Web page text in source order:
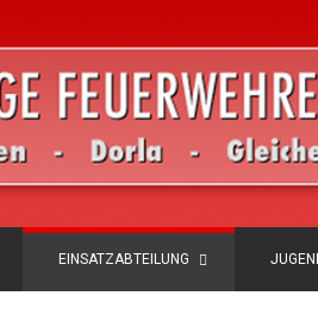
EINSATZABTEILUNG